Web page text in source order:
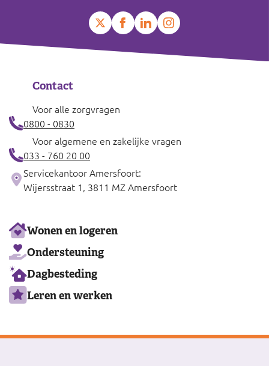
Contact
Voor alle zorgvragen
0800 - 0830
Voor algemene en zakelijke vragen
033 - 760 20 00
Servicekantoor Amersfoort:
Wijersstraat 1, 3811 MZ Amersfoort
Ons
aanbod
Wonen en logeren
Ondersteuning
Dagbesteding
Leren en werken